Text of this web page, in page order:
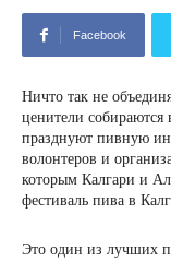
Facebook
Ничто так не
ценители собираются
празднуют пивную
волонтеров и
которым Калгари и
фестиваль пива в
Это один из лучших